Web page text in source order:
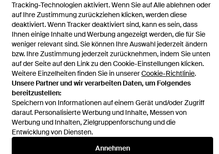
Tracking-Technologien aktiviert. Wenn Sie auf Alle ablehnen oder
auf Ihre Zustimmung zurückziehen klicken, werden diese
deaktiviert. Wenn Tracker deaktiviert sind, kann es sein, dass
Ihnen einige Inhalte und Werbung angezeigt werden, die für Sie
weniger relevant sind. Sie können Ihre Auswahl jederzeit ändern
bzw. Ihre Zustimmung jederzeit zurücknehmen, indem Sie unten
auf der Seite auf den Link zu den Cookie-Einstellungen klicken.
Weitere Einzelheiten finden Sie in unsererCookie-Richtlinie.
Unsere Partner und wir verarbeiten Daten, um Folgendes
bereitzustellen:
Speichern von Informationen auf einem Gerät und/oder Zugriff
darauf. Personalisierte Werbung und Inhalte, Messen von
Werbung und Inhalten, Zielgruppenforschung und die
Entwicklung von Diensten.
Annehmen
Hilfe und Informationen